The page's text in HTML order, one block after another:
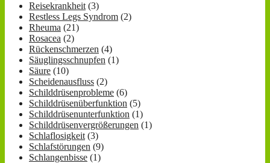
Reisekrankheit(3)
Restless Legs Syndrom (2)
Rheuma (21)
Rosacea (2)
Rückenschmerzen (4)
Säuglingsschnupfen (1)
Säure (10)
Scheidenausfluss (2)
Schilddrüsenprobleme (6)
Schilddrüsenüberfunktion (5)
Schilddrüsenunterfunktion (1)
Schilddrüsenvergrößerungen (1)
Schlaflosigkeit(3)
Schlafstörungen (9)
Schlangenbisse (1)